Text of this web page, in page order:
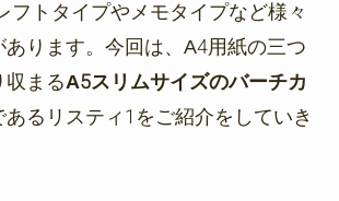
フトタイプやメモタイプなど様々
あります。今回は、A4用紙の三つ
収まるA5スリムサイズのバーチカ
あるリスティ1をご紹介をしていき